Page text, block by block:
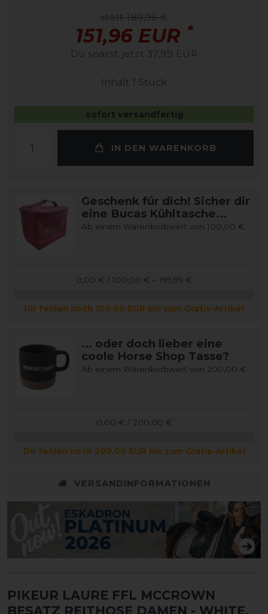
statt 189,95 €
151,96 EUR *
Du sparst jetzt 37,99 EUR
Inhalt 1 Stück
sofort versandfertig
IN DEN WARENKORB
Geschenk für dich! Sicher dir
eine Bucas Kühltasche...
Ab einem Warenkorbwert von 100,00 €
0,00 € / 100,00 € – 199,99 €
Dir fehlen noch 100,00 EUR bis zum Gratis-Artikel
... oder doch lieber eine
coole Horse Shop Tasse?
Ab einem Warenkorbwert von 200,00 €
0,00 € / 200,00 €
Dir fehlen noch 200,00 EUR bis zum Gratis-Artikel
VERSANDINFORMATIONEN
PIKEUR LAURE FFL MCCROWN
BESATZ REITHOSE DAMEN - WHITE,